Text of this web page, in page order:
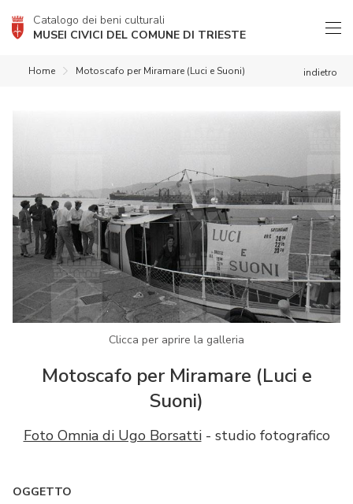
Catalogo dei beni culturali
MUSEI CIVICI DEL COMUNE DI TRIESTE
indietro
Home Motoscafo per Miramare (Luci e Suoni)
Clicca per aprire la galleria
Motoscafo per Miramare (Luci e
Suoni)
Foto Omnia di Ugo Borsatti- studio fotografico
OGGETTO